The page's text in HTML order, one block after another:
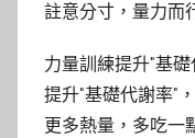
註意分寸，量力而
力量訓練提升"基
提升"基礎代謝率"
更多熱量，多吃一